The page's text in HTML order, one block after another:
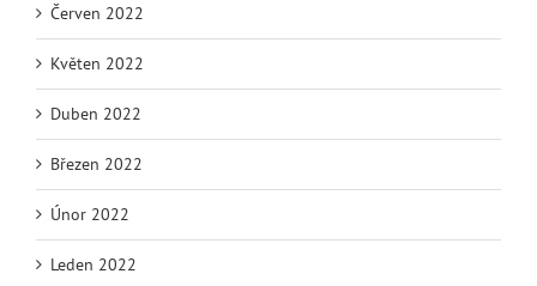
Červen 2022
Květen 2022
Duben 2022
Březen 2022
Únor 2022
Leden 2022